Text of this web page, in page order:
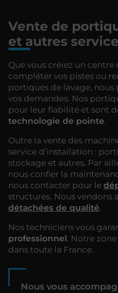
Vente de
et autres
Que vous créiez un centre
compléter vos pistes ou
portiques de lavage, nous
vos demandes. Nos
pour leur fiabilité et sont
technologie de pointe.
Outre la vente des
service d’installation :
stockage et autres. Par
nous confier la
nous contacter pour le
structures. Nous vendons
détachées de qualité.
Nos techniciens vous
professionnel. Notre
dans toute la France.
Nous vous